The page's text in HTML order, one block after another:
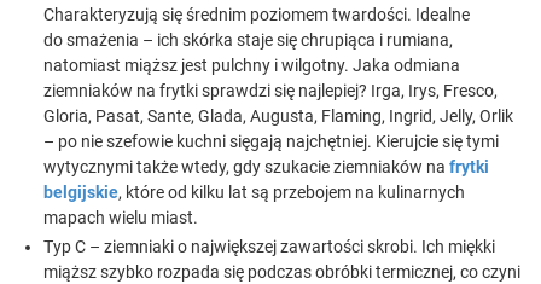
Charakteryzują się średnim poziomem twardości. Idealne
do smażenia – ich skórka staje się chrupiąca i rumiana,
natomiast miąższ jest pulchny i wilgotny. Jaka odmiana
ziemniaków na frytki sprawdzi się najlepiej? Irga, Irys, Fresco,
Gloria, Pasat, Sante, Glada, Augusta, Flaming, Ingrid, Jelly, Orlik
– po nie szefowie kuchni sięgają najchętniej. Kierujcie się tymi
wytycznymi także wtedy, gdy szukacie ziemniaków na frytki
belgijskie, które od kilku lat są przebojem na kulinarnych
mapach wielu miast.
Typ C – ziemniaki o największej zawartości skrobi. Ich miękki
miąższ szybko rozpada się podczas obróbki termicznej, co czyni